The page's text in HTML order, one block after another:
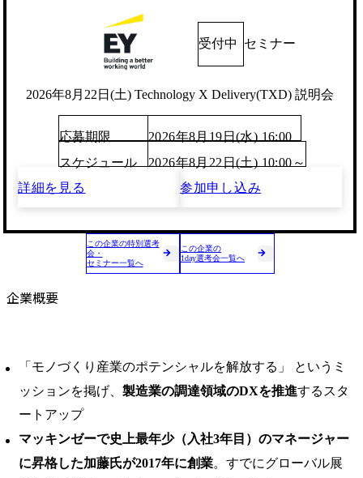
受付中 セミナー
2026年8月22日(土) Technology X Delivery(TXD) 説明会
応募期限
2026年8月19日(水) 16:00
スケジュール
2026年8月22日(土) 10:00～
詳細を見る
参加申し込み
この企業の特別選考
会・
セミナー一覧へ
この企業の
1day選考会一覧へ
企業概要
「モノづくり産業のポテンシャルを解放する」 というミ
ッションを掲げ、 製造業の調達領域のDXを推進するスタ
ートアップ
マッキンゼーで史上最年少（入社3年目）のマネージャー
に昇格した加藤氏が2017年に創業。すでにグローバル展